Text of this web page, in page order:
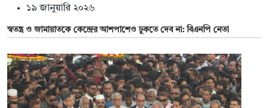
১৯ জানুয়ারি ২০২৬
স্বতন্ত্র ও জামায়াতকে কেন্দ্রের আশপাশেও ঢুকতে দেব না: বিএনপি নেতা